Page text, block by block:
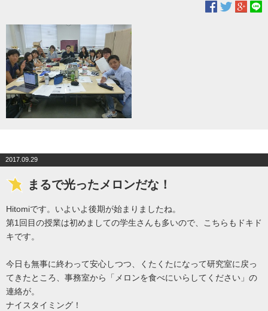
2017.09.29
まるで光ったメロンだな！
Hitomiです。いよいよ後期が始まりましたね。
第1回目の授業は初めましての学生さんも多いので、こちらもドキド
キです。
今日も無事に終わって安心しつつ、くたくたになって研究室に戻っ
てきたところ、事務室から「メロンを食べにいらしてください」の
連絡が。
ナイスタイミング！